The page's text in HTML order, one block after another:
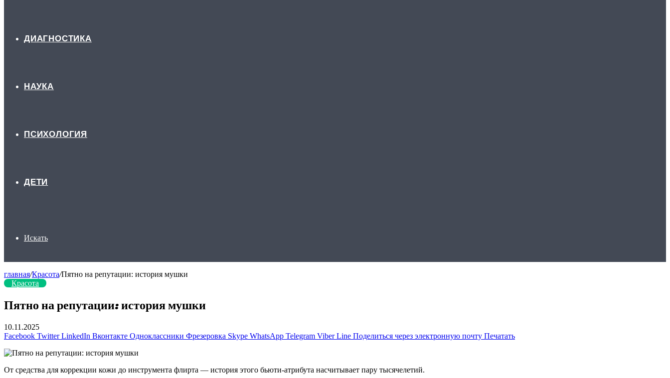
ДИАГНОСТИКА
НАУКА
ПСИХОЛОГИЯ
ДЕТИ
Искать
главная/Красота/Пятно на репутации: история мушки
Красота
Пятно на репутации: история мушки
10.11.2025
Facebook Twitter LinkedIn Вконтакте Одноклассники Фрезеровка Skype WhatsApp Telegram Viber Line Поделиться через электронную почту Печатать
От средства для коррекции кожи до инструмента флирта — история этого бьюти-атрибута насчитывает пару тысячелетий.